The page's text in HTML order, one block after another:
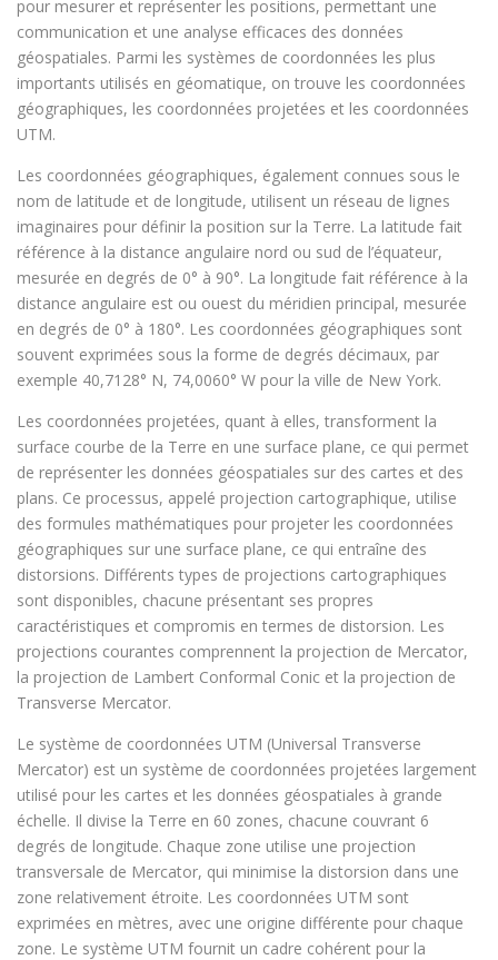
pour mesurer et représenter les positions, permettant une
communication et une analyse efficaces des données
géospatiales. Parmi les systèmes de coordonnées les plus
importants utilisés en géomatique, on trouve les coordonnées
géographiques, les coordonnées projetées et les coordonnées
UTM.
Les coordonnées géographiques, également connues sous le
nom de latitude et de longitude, utilisent un réseau de lignes
imaginaires pour définir la position sur la Terre. La latitude fait
référence à la distance angulaire nord ou sud de l’équateur,
mesurée en degrés de 0° à 90°. La longitude fait référence à la
distance angulaire est ou ouest du méridien principal, mesurée
en degrés de 0° à 180°. Les coordonnées géographiques sont
souvent exprimées sous la forme de degrés décimaux, par
exemple 40,7128° N, 74,0060° W pour la ville de New York.
Les coordonnées projetées, quant à elles, transforment la
surface courbe de la Terre en une surface plane, ce qui permet
de représenter les données géospatiales sur des cartes et des
plans. Ce processus, appelé projection cartographique, utilise
des formules mathématiques pour projeter les coordonnées
géographiques sur une surface plane, ce qui entraîne des
distorsions. Différents types de projections cartographiques
sont disponibles, chacune présentant ses propres
caractéristiques et compromis en termes de distorsion. Les
projections courantes comprennent la projection de Mercator,
la projection de Lambert Conformal Conic et la projection de
Transverse Mercator.
Le système de coordonnées UTM (Universal Transverse
Mercator) est un système de coordonnées projetées largement
utilisé pour les cartes et les données géospatiales à grande
échelle. Il divise la Terre en 60 zones, chacune couvrant 6
degrés de longitude. Chaque zone utilise une projection
transversale de Mercator, qui minimise la distorsion dans une
zone relativement étroite. Les coordonnées UTM sont
exprimées en mètres, avec une origine différente pour chaque
zone. Le système UTM fournit un cadre cohérent pour la